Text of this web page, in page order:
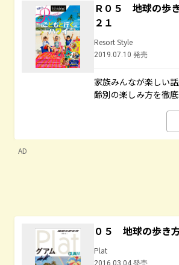
Ｒ０５ 地球の歩
２１
Resort Style
2019.07.10 発売
家族みんなが楽しい
齢別の楽しみ方を徹底
AD
０５ 地球の歩き
Plat
2016.03.04 発売